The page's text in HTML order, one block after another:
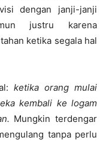
dengan janji-janji
justru karena
ketika segala hal
ketika orang mulai
kembali ke logam
Mungkin terdengar
tanpa perlu